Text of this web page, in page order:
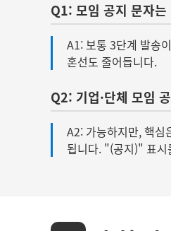
Q1: 모임 공지 문자
A1: 보통 3단계 발송
혼선도 줄어듭니다.
Q2: 기업·단체 모임
A2: 가능하지만, 핵심
됩니다. "(공지)" 표시